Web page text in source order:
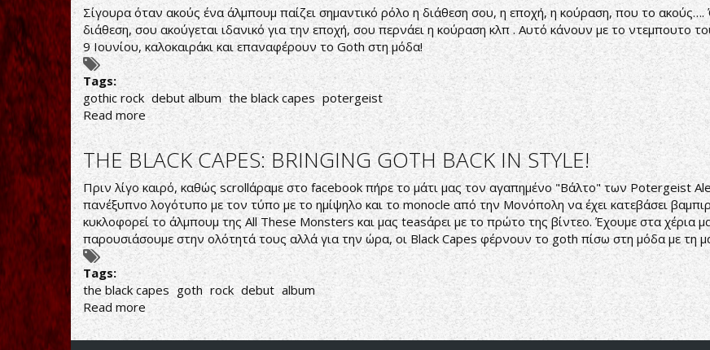
Σίγουρα όταν ακούς ένα άλμπουμ παίζει σημαντικό ρόλο η διάθεση σου, η εποχή, η κούραση, που το
διάθεση, σου ακούγεται ιδανικό για την εποχή, σου περνάει η κούραση κλπ . Αυτό κάνουν με το ντεμπουτο
9 Ιουνίου, καλοκαιράκι και επαναφέρουν το Goth στη μόδα!
Tags:
gothic rock debut album the black capes potergeist
Read moreabout
THE
BLACK
CAPES:
ALL
THESE
MONSTERS...
BRING
GOTH
BACK
IN
STYLE!
THE BLACK CAPES: BRINGING GOTH BACK IN STYLE!
Πριν λίγο καιρό, καθώς scrollάραμε στο facebook πήρε το μάτι μας τον αγαπημένο "Βάλτο" των Potergeist
πανέξυπνο λογότυπο με τον τύπο με το ημίψηλο και το monocle από την Μονόπολη να έχει κατεβάσει
κυκλοφορεί το άλμπουμ της All These Monsters και μας teasάρει με το πρώτο της βίντεο. Έχουμε στα χέρια
παρουσιάσουμε στην ολότητά τους αλλά για την ώρα, οι Black Capes φέρνουν το goth πίσω στη μόδα με τη
Tags:
the black capes goth rock debut album
Read more about
THE
BLACK